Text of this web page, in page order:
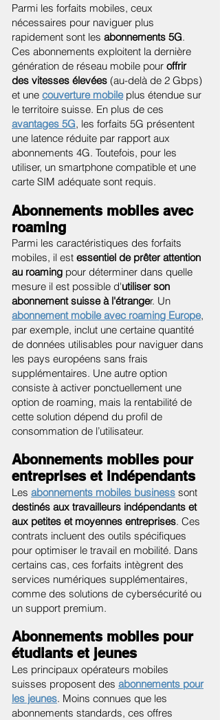
Parmi les forfaits mobiles, ceux
nécessaires pour naviguer plus
rapidement sont les abonnements 5G.
Ces abonnements exploitent la dernière
génération de réseau mobile pour offrir
des vitesses élevées (au-delà de 2 Gbps)
et une couverture mobileplus étendue sur
le territoire suisse. En plus de ces
avantages 5G, les forfaits 5G présentent
une latence réduite par rapport aux
abonnements 4G. Toutefois, pour les
utiliser, un smartphone compatible et une
carte SIM adéquate sont requis.
Abonnements mobiles avec
roaming
Parmi les caractéristiques des forfaits
mobiles, il est essentiel de prêter attention
au roaming pour déterminer dans quelle
mesure il est possible d'utiliser son
abonnement suisse à l'étranger. Un
abonnement mobile avec roaming Europe,
par exemple, inclut une certaine quantité
de données utilisables pour naviguer dans
les pays européens sans frais
supplémentaires. Une autre option
consiste à activer ponctuellement une
option de roaming, mais la rentabilité de
cette solution dépend du profil de
consommation de l’utilisateur.
Abonnements mobiles pour
entreprises et indépendants
Les abonnements mobiles business sont
destinés aux travailleurs indépendants et
aux petites et moyennes entreprises. Ces
contrats incluent des outils spécifiques
pour optimiser le travail en mobilité. Dans
certains cas, ces forfaits intègrent des
services numériques supplémentaires,
comme des solutions de cybersécurité ou
un support premium.
Abonnements mobiles pour
étudiants et jeunes
Les principaux opérateurs mobiles
suisses proposent des abonnements pour
les jeunes. Moins connues que les
abonnements standards, ces offres